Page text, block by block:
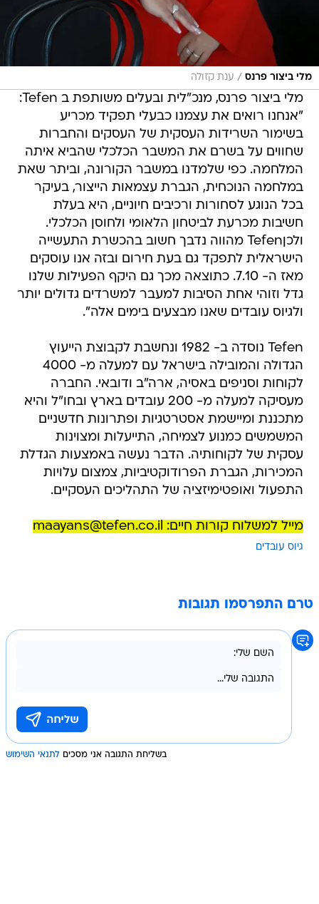
מלי ביצור פרנס / ענת קזולה
מלי ביצור פרנס, מנכ"לית ובעלים משותפת ב Tefen:
"אנחנו רואים את עצמנו כבעלי תפקיד מכריע
בשימור השרידות העסקית של העסקים והחברות
שחווים על בשרם את המשבר הכלכלי שהביא איתה
המלחמה. כפי שלמדנו במשבר הקורונה, וביתר שאת
במלחמה הנוכחית, הגברת עצמאות הייצור, בעיקר
בכל הנוגע לסחורות ורכיבים חיוניים, היא בעלת
חשיבות מכרעת לביטחון הלאומי ולחוסן הכלכלי.
ולכןTefen מהווה נדבך חשוב בהכשרת התעשייה
הישראלית לתפקד גם בעת חירום ובזה אנו עוסקים
מאז ה- 7.10. כתוצאה מכך גם היקף הפעילות שלנו
גדל וזוהי אחת הסיבות למעבר למשרדים גדולים יותר
ולגיוס עובדים שאנו מבצעים בימים אלה".
Tefen נוסדה ב- 1982 ונחשבת לקבוצת הייעוץ
הגדולה והמובילה בישראל עם למעלה מ- 4000
לקוחות וסניפים באסיה, ארה"ב ודובאי. החברה
מעסיקה למעלה מ- 200 עובדים בארץ ובחו"ל והיא
מתכננת ומיישמת אסטרטגיות ופתרונות חדשניים
המשמשים כמנוע לצמיחה, התייעלות ומצוינות
עסקית של לקוחותיה. הדבר נעשה באמצעות הגדלת
המכירות, הגברת הפרודוקטיביות, צמצום עלויות
התפעול ואופטימיזציה של התהליכים העסקיים.
מייל למשלוח קורות חיים: maayans@tefen.co.il
גיוס עובדים
טרם התפרסמו תגובות
בשליחת התגובה אני מסכים לתנאי השימוש